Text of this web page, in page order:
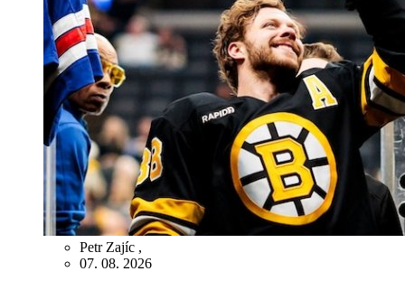
Petr Zajíc ,
07. 08. 2026